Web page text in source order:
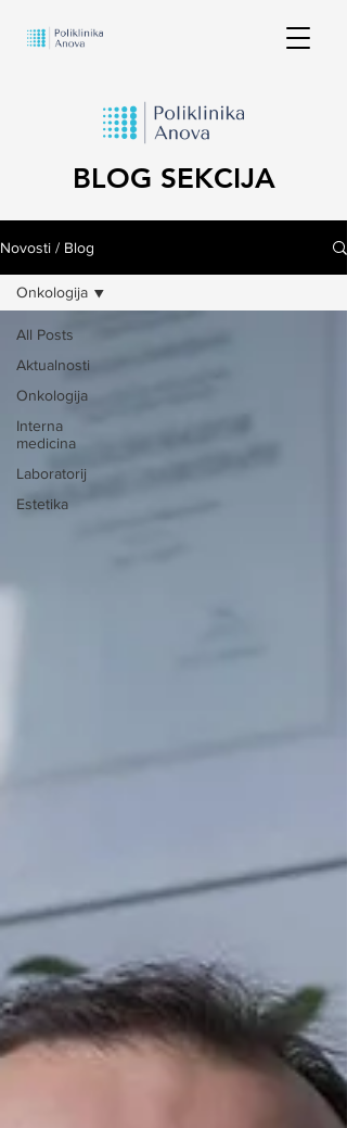
BLOG SEKCIJA
Novosti / Blog
All Posts
Aktualnosti
Onkologija
Interna
medicina
Laboratorij
Estetika
Onkologija